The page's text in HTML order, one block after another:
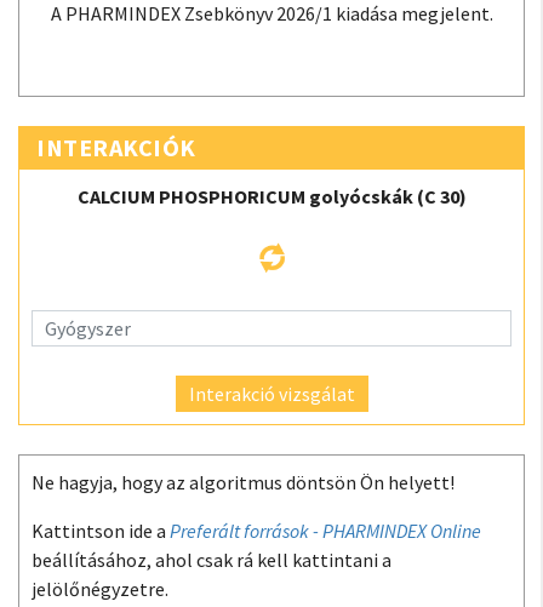
A PHARMINDEX Zsebkönyv 2026/1 kiadása megjelent.
INTERAKCIÓK
CALCIUM PHOSPHORICUM golyócskák (C 30)
Interakció vizsgálat
Ne hagyja, hogy az algoritmus döntsön Ön helyett!
Kattintson ide a Preferált források - PHARMINDEX Online
beállításához, ahol csak rá kell kattintani a
jelölőnégyzetre.